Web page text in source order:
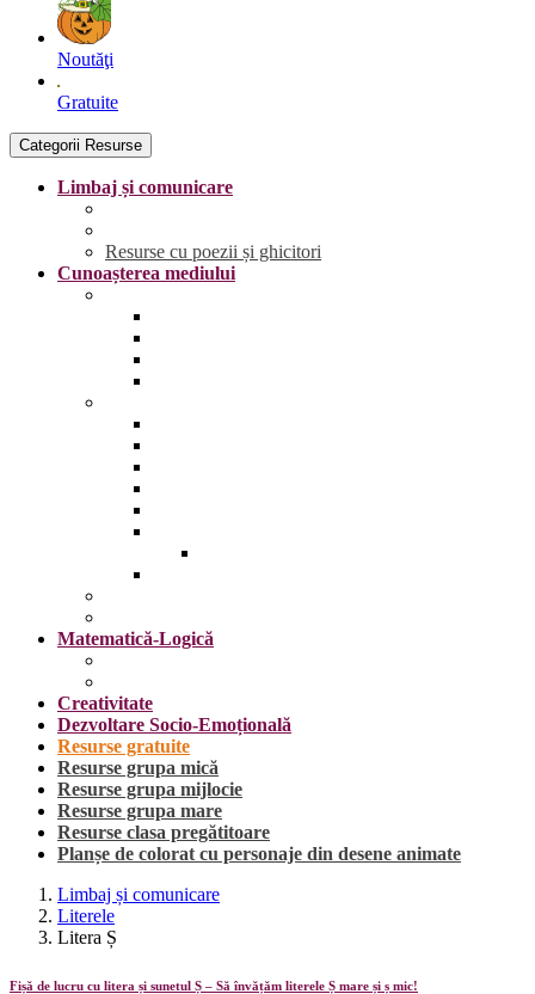
Noutăţi
Gratuite
Categorii Resurse
Limbaj și comunicare
Resurse cu poezii și ghicitori
Cunoașterea mediului
Matematică-Logică
Creativitate
Dezvoltare Socio-Emoțională
Resurse gratuite
Resurse grupa mică
Resurse grupa mijlocie
Resurse grupa mare
Resurse clasa pregătitoare
Planșe de colorat cu personaje din desene animate
Limbaj și comunicare
Literele
Litera Ș
Fișă de lucru cu litera și sunetul Ș – Să învățăm literele Ș mare și ș mic!